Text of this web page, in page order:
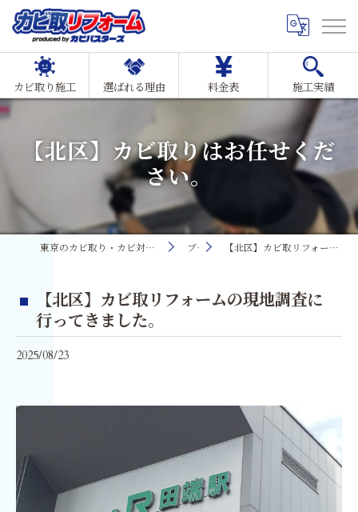
カビ取り施工 選ばれる理由 料金表 施工実績
【北区】カビ取りはお任せくだ
さい。
東京のカビ取り・カビ対策ならMIST工法®カビ取リフォーム ブログ 【北区】カビ取リフォームの現地調査に行ってきました。
【北区】カビ取リフォームの現地調査に
行ってきました。
2025/08/23